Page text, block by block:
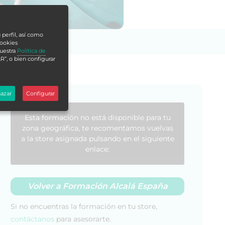
Esta formación no está disponible para tu
zona geográfica, te recomentamos vuelvas
a la store asignada pulsando en el siguiente
enlace:
Volver a Formación Alcalá España
Si no encuentras la formación en tu store,
contáctanos para asesorarte.
perfil, así como
Política de
o bien configurar
Configurar